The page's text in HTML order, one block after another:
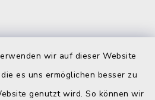
wir auf dieser Website
es uns ermöglichen besser zu
genutzt wird. So können wir